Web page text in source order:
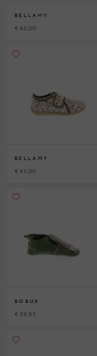
BELLAMY
€ 42,00
BELLAMY
€ 41,00
BOBUX
€ 39,95